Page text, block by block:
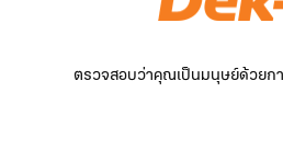
ตรวจสอบว่าคุณเป็นมนุษย์ด้วยกา